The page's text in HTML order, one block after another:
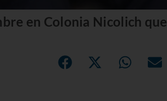
en Colonia Nicolich que